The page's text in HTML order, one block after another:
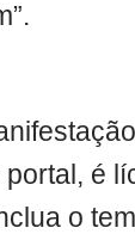
é
o